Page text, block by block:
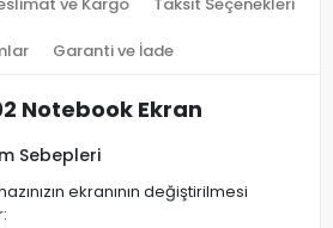
Garanti ve İade
Notebook Ekran
Sebepleri
ekranının değiştirilmesi